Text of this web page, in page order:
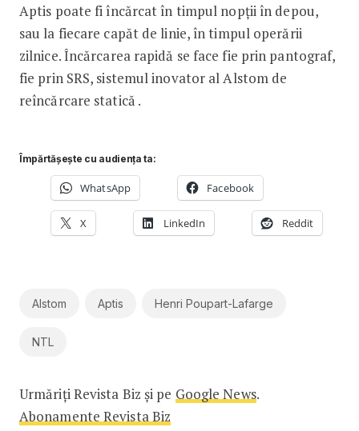
Aptis poate fi încărcat în timpul nopții în depou,
sau la fiecare capăt de linie, în timpul operării
zilnice. Încărcarea rapidă se face fie prin pantograf,
fie prin SRS, sistemul inovator al Alstom de
reîncărcare statică .
Împărtășește cu audiența ta:
WhatsApp Facebook
X LinkedIn Reddit
Alstom Aptis Henri Poupart-Lafarge
NTL
Urmăriți Revista Biz și pe Google News.
Abonamente Revista Biz